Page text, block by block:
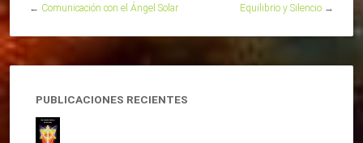
← Comunicación con el Ángel Solar Equilibrio y Silencio →
PUBLICACIONES RECIENTES